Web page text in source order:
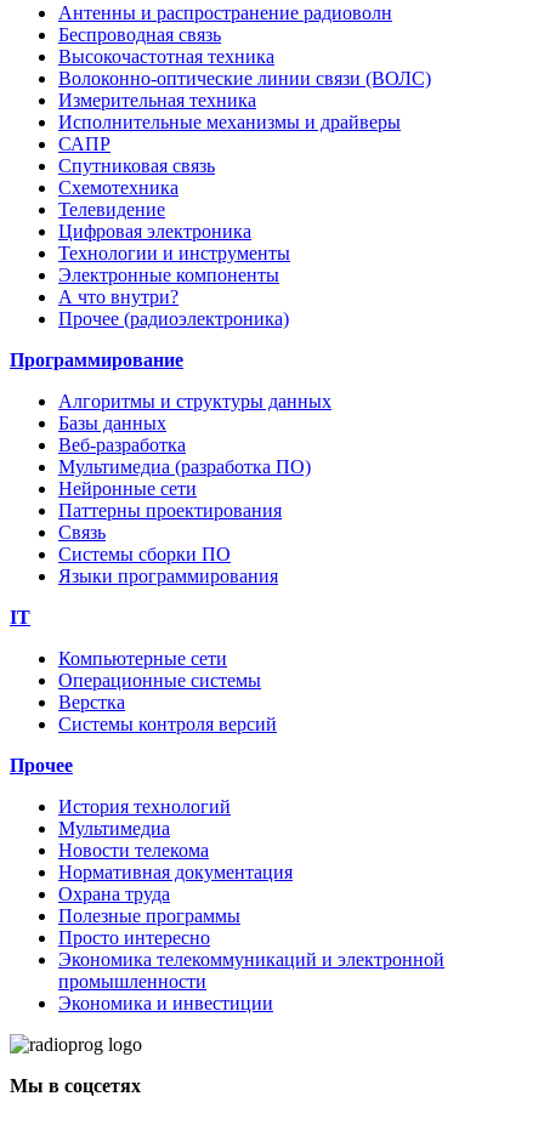
Антенны и распространение радиоволн
Беспроводная связь
Высокочастотная техника
Волоконно-оптические линии связи (ВОЛС)
Измерительная техника
Исполнительные механизмы и драйверы
САПР
Спутниковая связь
Схемотехника
Телевидение
Цифровая электроника
Технологии и инструменты
Электронные компоненты
А что внутри?
Прочее (радиоэлектроника)
Программирование
Алгоритмы и структуры данных
Базы данных
Веб-разработка
Мультимедиа (разработка ПО)
Нейронные сети
Паттерны проектирования
Связь
Системы сборки ПО
Языки программирования
IT
Компьютерные сети
Операционные системы
Верстка
Системы контроля версий
Прочее
История технологий
Мультимедиа
Новости телекома
Нормативная документация
Охрана труда
Полезные программы
Просто интересно
Экономика телекоммуникаций и электронной
промышленности
Экономика и инвестиции
Мы в соцсетях